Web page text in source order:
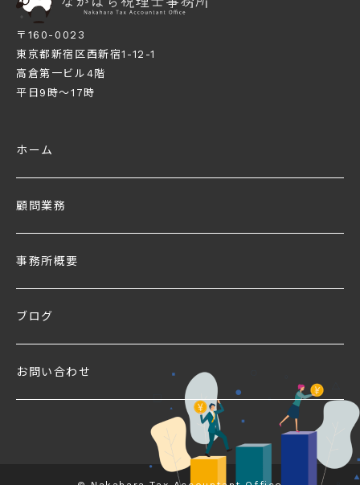
〒160-0023
東京都新宿区西新宿1-12-1
高倉第一ビル4階
平日9時～17時
ホーム
顧問業務
事務所概要
ブログ
お問い合わせ